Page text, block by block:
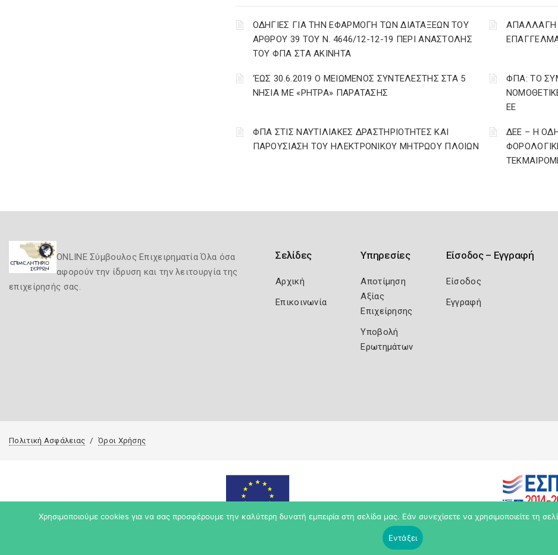
ΟΔΗΓΙΕΣ ΓΙΑ ΤΗΝ ΕΦΑΡΜΟΓΗ ΤΩΝ ΔΙΑΤΑΞΕΩΝ ΤΟΥ
ΑΡΘΡΟΥ 39 ΤΟΥ Ν. 4646/12-12-19 ΠΕΡΙ ΑΝΑΣΤΟΛΗΣ
ΤΟΥ ΦΠΑ ΣΤΑ ΑΚΙΝΗΤΑ
ΑΠΑΛΛΑΓΗ
‘ΕΩΣ 30.6.2019 Ο ΜΕΙΩΜΕΝΟΣ ΣΥΝΤΕΛΕΣΤΗΣ ΣΤΑ 5
ΝΗΣΙΑ ΜΕ «ΡΗΤΡΑ» ΠΑΡΑΤΑΣΗΣ
ΦΠΑ: ΤΟ
ΕΕ
ΦΠΑ ΣΤΙΣ ΝΑΥΤΙΛΙΑΚΕΣ ΔΡΑΣΤΗΡΙΟΤΗΤΕΣ ΚΑΙ
ΠΑΡΟΥΣΙΑΣΗ ΤΟΥ ΗΛΕΚΤΡΟΝΙΚΟΥ ΜΗΤΡΩΟΥ ΠΛΟΙΩΝ
ΔΕΕ – Η
ONLINE Σύμβουλος Επιχειρηματία Όλα όσα
αφορούν την ίδρυση και την λειτουργία της
επιχείρησής σας.
Σελίδες
Αρχική
Επικοινωνία
Υπηρεσίες
Αποτίμηση
Αξίας
Επιχείρησης
Υποβολή
Ερωτημάτων
Είσοδος – Εγγραφή
Είσοδος
Εγγραφή
Πολιτική Ασφάλειας Όροι Χρήσης
Χρησιμοποιούμε cookies για να σας προσφέρουμε την καλύτερη δυνατή εμπειρία στη σελίδα μας. Εάν συνεχίσετε να χρησιμοποιείτε τη
Εντάξει